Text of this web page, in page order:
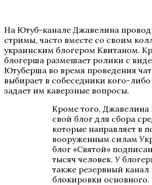
На Ютуб-канале Джавелина
стримы, часто вместе со своим
украинским блогером Квитаном.
блогерша размешает ролики с
Ютуберша во время проведения
выбирает в собеседники кого-
задает им каверзные вопросы.
Кроме того, Джавелина
свой блог для сбора
которые направляет в
вооруженным силам
блог «Святой»
тысяч человек. У
также резервный канал
блокировки основного.